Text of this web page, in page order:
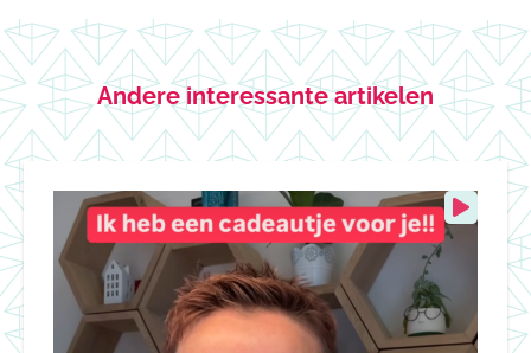
Andere interessante artikelen